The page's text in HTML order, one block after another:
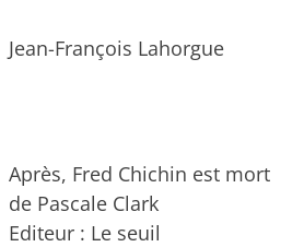
Jean-François Lahorgue
Après, Fred Chichin est mort
de Pascale Clark
Editeur : Le seuil